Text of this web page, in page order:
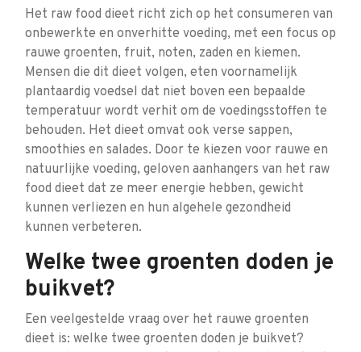
Het raw food dieet richt zich op het consumeren van
onbewerkte en onverhitte voeding, met een focus op
rauwe groenten, fruit, noten, zaden en kiemen.
Mensen die dit dieet volgen, eten voornamelijk
plantaardig voedsel dat niet boven een bepaalde
temperatuur wordt verhit om de voedingsstoffen te
behouden. Het dieet omvat ook verse sappen,
smoothies en salades. Door te kiezen voor rauwe en
natuurlijke voeding, geloven aanhangers van het raw
food dieet dat ze meer energie hebben, gewicht
kunnen verliezen en hun algehele gezondheid
kunnen verbeteren.
Welke twee groenten doden je
buikvet?
Een veelgestelde vraag over het rauwe groenten
dieet is: welke twee groenten doden je buikvet?